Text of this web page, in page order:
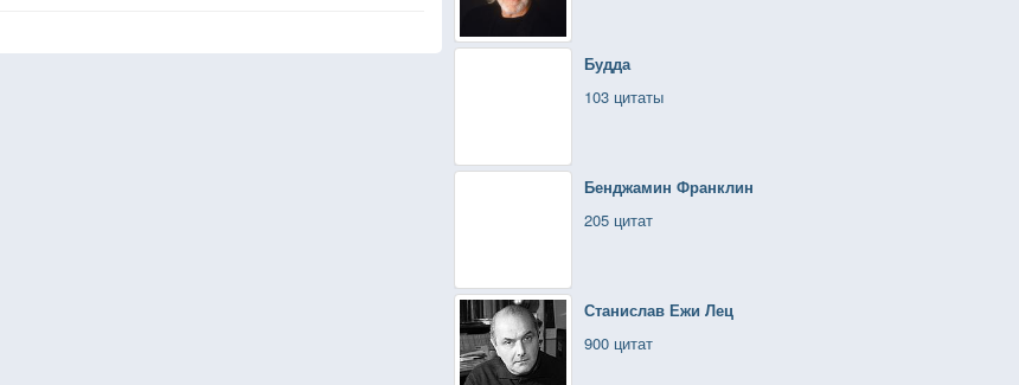
Будда
103 цитаты
Бенджамин Франклин
205 цитат
Станислав Ежи Лец
900 цитат